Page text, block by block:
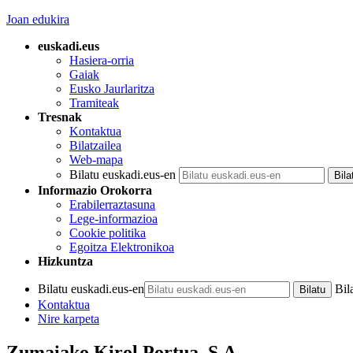
Joan edukira
euskadi.eus
Hasiera-orria
Gaiak
Eusko Jaurlaritza
Tramiteak
Tresnak
Kontaktua
Bilatzailea
Web-mapa
Bilatu euskadi.eus-en
Informazio Orokorra
Erabilerraztasuna
Lege-informazioa
Cookie politika
Egoitza Elektronikoa
Hizkuntza
Bilatu euskadi.eus-en
Kontaktua
Nire karpeta